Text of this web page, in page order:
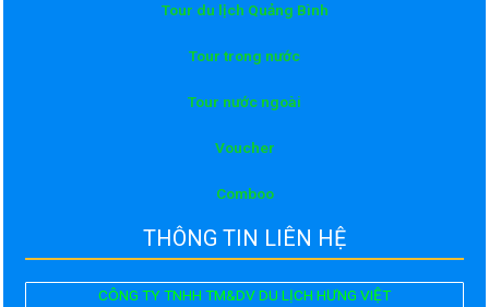
Tour du lịch Quảng Bình
Tour trong nước
Tour nước ngoài
Voucher
Comboo
THÔNG TIN LIÊN HỆ
CÔNG TY TNHH TM&DV DU LỊCH HƯNG VIỆT